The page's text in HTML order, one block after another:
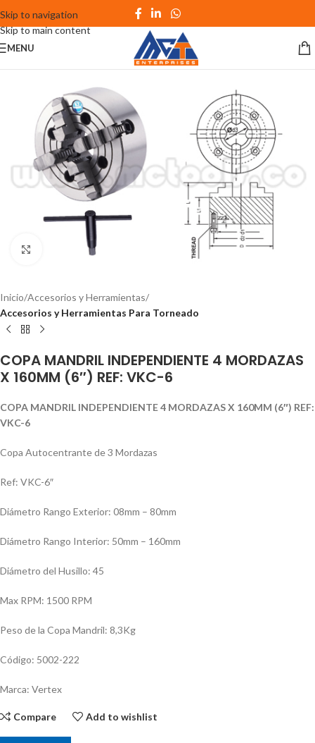
Skip to navigation
Skip to main content
MENU
Click to enlarge
Inicio Accesorios y Herramientas
Accesorios y Herramientas Para Torneado
COPA MANDRIL INDEPENDIENTE 4 MORDAZAS
X 160MM (6″) REF: VKC-6
COPA MANDRIL INDEPENDIENTE 4 MORDAZAS X 160MM (6″) REF:
VKC-6
Copa Autocentrante de 3 Mordazas
Ref: VKC-6″
Diámetro Rango Exterior: 08mm – 80mm
Diámetro Rango Interior: 50mm – 160mm
Diámetro del Husillo: 45
Max RPM: 1500 RPM
Peso de la Copa Mandril: 8,3Kg
Código: 5002-222
Marca: Vertex
Compare Add to wishlist